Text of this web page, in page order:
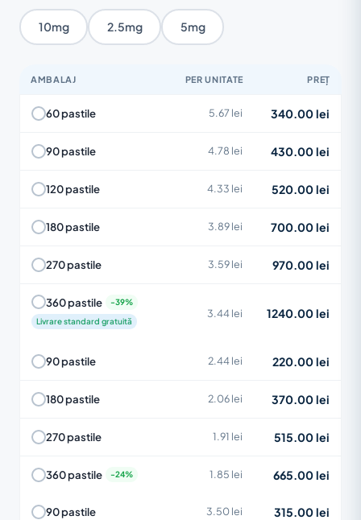
10mg 2.5mg 5mg
AMBALAJ PER UNITATE PREȚ
60 pastile 5.67 lei 340.00 lei
90 pastile 4.78 lei 430.00 lei
120 pastile 4.33 lei 520.00 lei
180 pastile 3.89 lei 700.00 lei
270 pastile 3.59 lei 970.00 lei
360 pastile
Livrare standard gratuită
3.44 lei 1240.00 lei
90 pastile 2.44 lei 220.00 lei
180 pastile 2.06 lei 370.00 lei
270 pastile 1.91 lei 515.00 lei
360 pastile 1.85 lei 665.00 lei
90 pastile 3.50 lei 315.00 lei